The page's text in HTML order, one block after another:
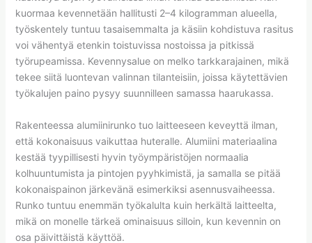
kuormaa kevennetään hallitusti 2–4 kilogramman alueella,
työskentely tuntuu tasaisemmalta ja käsiin kohdistuva rasitus
voi vähentyä etenkin toistuvissa nostoissa ja pitkissä
työrupeamissa. Kevennysalue on melko tarkkarajainen, mikä
tekee siitä luontevan valinnan tilanteisiin, joissa käytettävien
työkalujen paino pysyy suunnilleen samassa haarukassa.
Rakenteessa alumiinirunko tuo laitteeseen keveyttä ilman,
että kokonaisuus vaikuttaa huteralle. Alumiini materiaalina
kestää tyypillisesti hyvin työympäristöjen normaalia
kolhuuntumista ja pintojen pyyhkimistä, ja samalla se pitää
kokonaispainon järkevänä esimerkiksi asennusvaiheessa.
Runko tuntuu enemmän työkalulta kuin herkältä laitteelta,
mikä on monelle tärkeä ominaisuus silloin, kun kevennin on
osa päivittäistä käyttöä.